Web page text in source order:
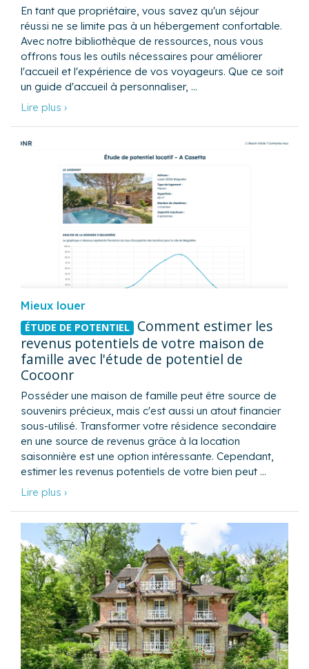
En tant que propriétaire, vous savez qu'un séjour
réussi ne se limite pas à un hébergement confortable.
Avec notre bibliothèque de ressources, nous vous
offrons tous les outils nécessaires pour améliorer
l'accueil et l'expérience de vos voyageurs. Que ce soit
un guide d'accueil à personnaliser, …
Lire plus ›
Mieux louer
ÉTUDE DE POTENTIEL Comment estimer les
revenus potentiels de votre maison de
famille avec l'étude de potentiel de
Cocoonr
Posséder une maison de famille peut être source de
souvenirs précieux, mais c'est aussi un atout financier
sous-utilisé. Transformer votre résidence secondaire
en une source de revenus grâce à la location
saisonnière est une option intéressante. Cependant,
estimer les revenus potentiels de votre bien peut …
Lire plus ›